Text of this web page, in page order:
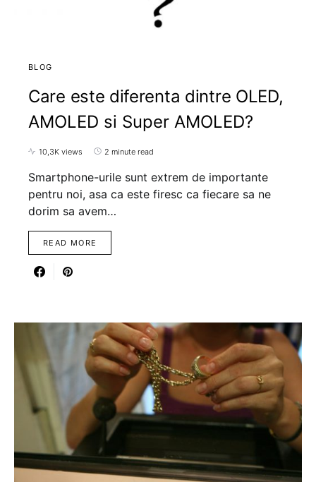
BLOG
Care este diferenta dintre OLED,
AMOLED si Super AMOLED?
10,3K views 2 minute read
Smartphone-urile sunt extrem de importante
pentru noi, asa ca este firesc ca fiecare sa ne
dorim sa avem…
READ MORE